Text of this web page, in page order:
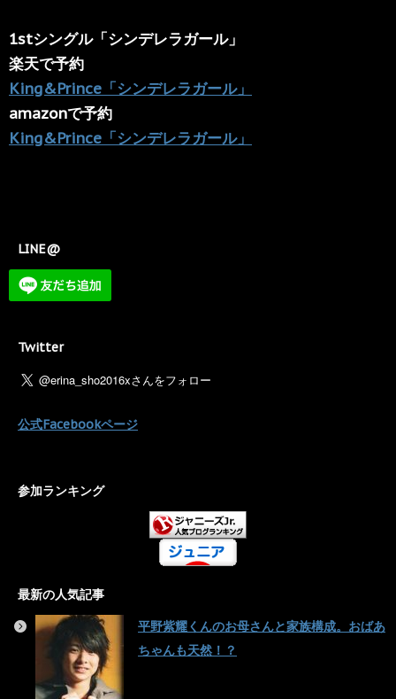
1stシングル「シンデレラガール」
楽天で予約
King&Prince「シンデレラガール」
amazonで予約
King&Prince「シンデレラガール」
LINE@
Twitter
公式Facebookページ
参加ランキング
最新の人気記事
平野紫耀くんのお母さんと家族構成。おばあ
ちゃんも天然！？